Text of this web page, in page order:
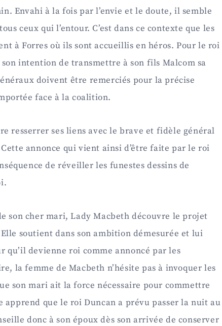
Envahi à la fois par l’envie et le doute, il semble
ceux qui l’entour. C’est dans ce contexte que les
à Forres où ils sont accueillis en héros. Pour le roi
intention de transmettre à son fils Malcom sa
doivent être remerciés pour la précise
face à la coalition.
resserrer ses liens avec le brave et fidèle général
annonce qui vient ainsi d’être faite par le roi
de réveiller les funestes dessins de
son cher mari, Lady Macbeth découvre le projet
soutient dans son ambition démesurée et lui
qu’il devienne roi comme annoncé par les
la femme de Macbeth n’hésite pas à invoquer les
son mari ait la force nécessaire pour commettre
apprend que le roi Duncan a prévu passer la nuit au
donc à son époux dès son arrivée de conserver